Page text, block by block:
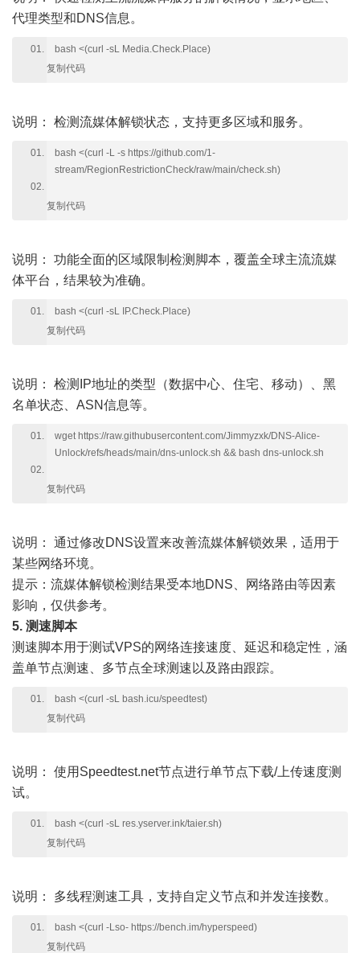
代理类型和DNS信息。
bash <(curl -sL Media.Check.Place)
复制代码
说明： 检测流媒体解锁状态，支持更多区域和服务。
bash <(curl -L -s https://github.com/1-
stream/RegionRestrictionCheck/raw/main/check.sh)
复制代码
说明：
功能全面的区域限制检测脚本，覆盖全球主流流媒
体平台，结果较为准确。
bash <(curl -sL IP.Check.Place)
复制代码
说明：
检测IP地址的类型（数据中心、住宅、移动）、黑
名单状态、ASN信息等。
wget https://raw.githubusercontent.com/Jimmyzxk/DNS-Alice-
Unlock/refs/heads/main/dns-unlock.sh && bash dns-unlock.sh
复制代码
说明：
通过修改DNS设置来改善流媒体解锁效果，适用于
某些网络环境。
提示：流媒体解锁检测结果受本地DNS、网络路由等因素
影响，仅供参考。
5. 测速脚本
测速脚本用于测试VPS的网络连接速度、延迟和稳定性，涵
盖单节点测速、多节点全球测速以及路由跟踪。
bash <(curl -sL bash.icu/speedtest)
复制代码
说明：
使用Speedtest.net节点进行单节点下载/上传速度测
试。
bash <(curl -sL res.yserver.ink/taier.sh)
复制代码
说明： 多线程测速工具，支持自定义节点和并发连接数。
bash <(curl -Lso- https://bench.im/hyperspeed)
复制代码